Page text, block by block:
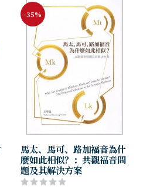
-35%
馬太、馬可、路加福音為什
麼如此相似？：共觀福音問
題及其解決方案